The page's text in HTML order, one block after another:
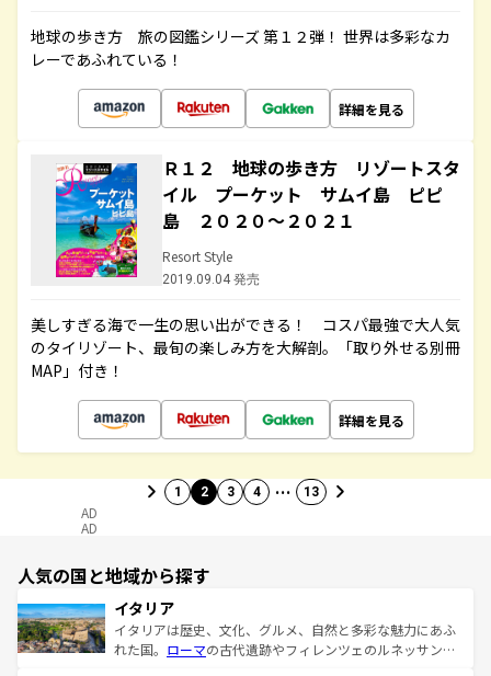
地球の歩き方 旅の図鑑シリーズ 第１２弾！ 世界は多彩なカ
レーであふれている！
詳細を見る
Ｒ１２ 地球の歩き方 リゾートスタ
イル プーケット サムイ島 ピピ
島 ２０２０～２０２１
Resort Style
2019.09.04 発売
美しすぎる海で一生の思い出ができる！ コスパ最強で大人気
のタイリゾート、最旬の楽しみ方を大解剖。「取り外せる別冊
MAP」付き！
詳細を見る
1 2 3 4 … 13
AD
AD
人気の国と地域から探す
イタリア
イタリアは歴史、文化、グルメ、自然と多彩な魅力にあふ
れた国。 ローマの古代遺跡やフィレンツェのルネッサンス